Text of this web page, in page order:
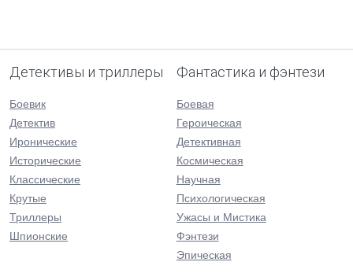
Детективы и триллеры
Боевик
Детектив
Иронические
Исторические
Классические
Крутые
Триллеры
Шпионские
Фантастика и фэнтези
Боевая
Героическая
Детективная
Космическая
Научная
Психологическая
Ужасы и Мистика
Фэнтези
Эпическая